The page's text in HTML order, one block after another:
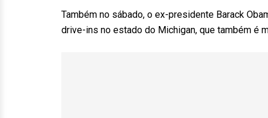
Também no sábado, o ex-presidente Barack
drive-ins no estado do Michigan, que também é